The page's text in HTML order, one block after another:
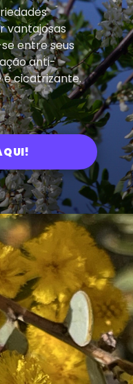
vantajosas
entre seus
anti-
e cicatrizante.